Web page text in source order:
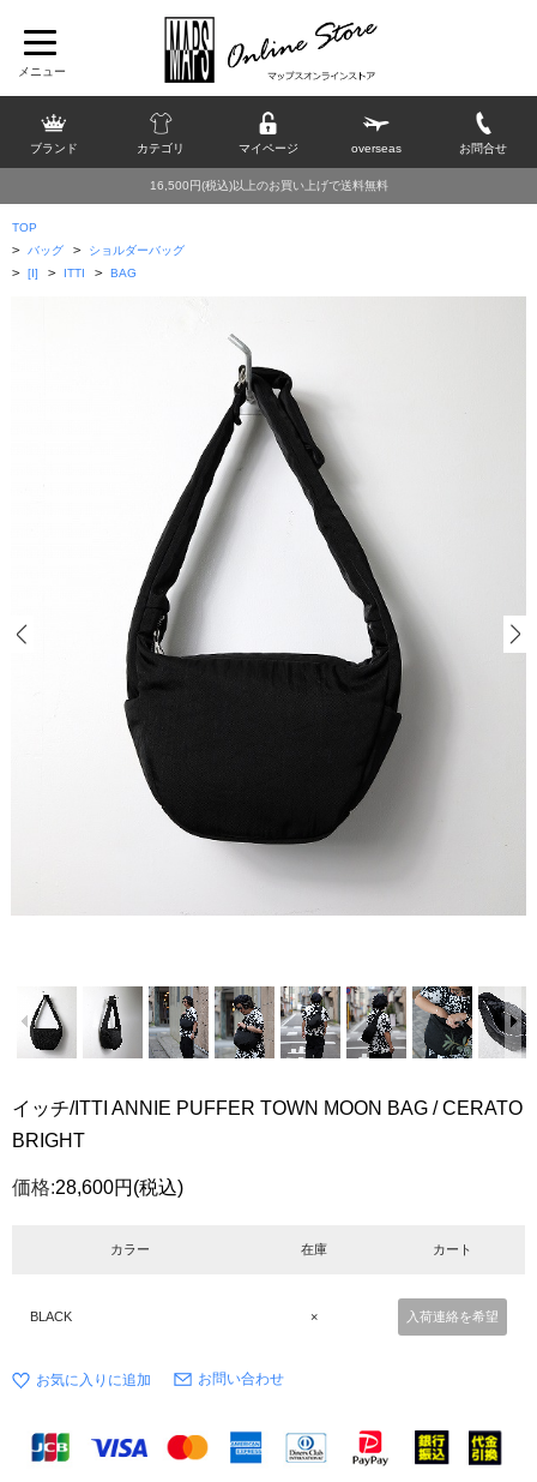
ブランド カテゴリ マイページ overseas お問合せ
16,500円(税込)以上のお買い上げで送料無料
TOP
> バッグ > ショルダーバッグ
> [I] > ITTI > BAG
イッチ/ITTI ANNIE PUFFER TOWN MOON BAG / CERATO
BRIGHT
価格:28,600円 (税込)
カラー 在庫 カート
BLACK × 入荷連絡を希望
お問い合わせ